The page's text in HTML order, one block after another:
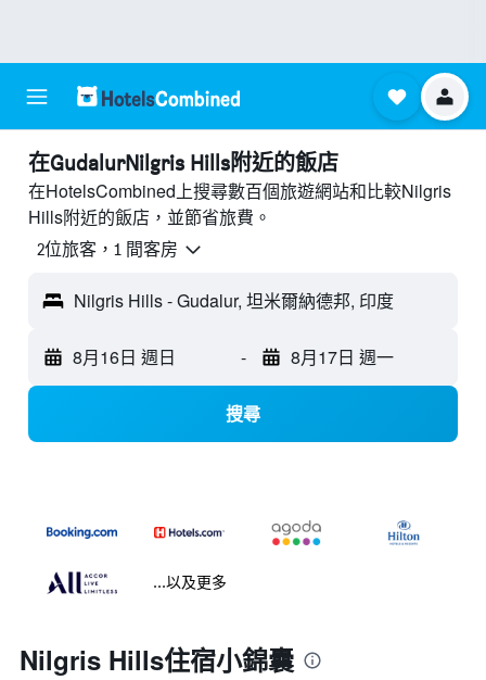
​在GudalurNilgris Hills附近​的飯店
在HotelsCombined上搜尋數百個旅遊網站和比較Nilgris
Hills附近的飯店，並節省旅費。
2位旅客，1 間客房
Nilgris Hills - Gudalur, 坦米爾納德邦, 印度
8月16日 週日 - 8月17日 週一
搜尋
...以及更多
Nilgris Hills住宿小錦囊